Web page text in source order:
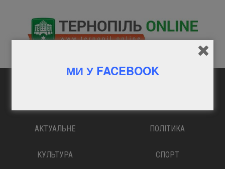
АКТУАЛЬНЕ ПОЛІТИКА
КУЛЬТУРА СПОРТ
МИ У FACEBOOK